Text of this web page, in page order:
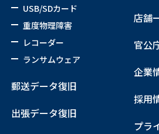
USB/SDカード
重度物理障害
レコーダー
ランサムウェア
郵送データ復旧
出張データ復旧
店舗
官公
企業
採用
プラ